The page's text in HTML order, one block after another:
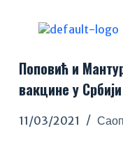
o
Поповић и
вакцине у
11/03/2021